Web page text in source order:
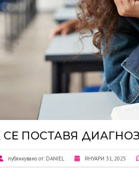
СЕ ПОСТАВЯ
публикувано от: DANIEL ЯНУАРИ 31, 2025